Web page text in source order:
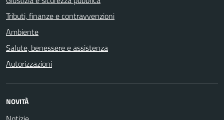
Tributi, finanze e contravvenzioni
Ambiente
Salute, benessere e assistenza
Autorizzazioni
NOVITÀ